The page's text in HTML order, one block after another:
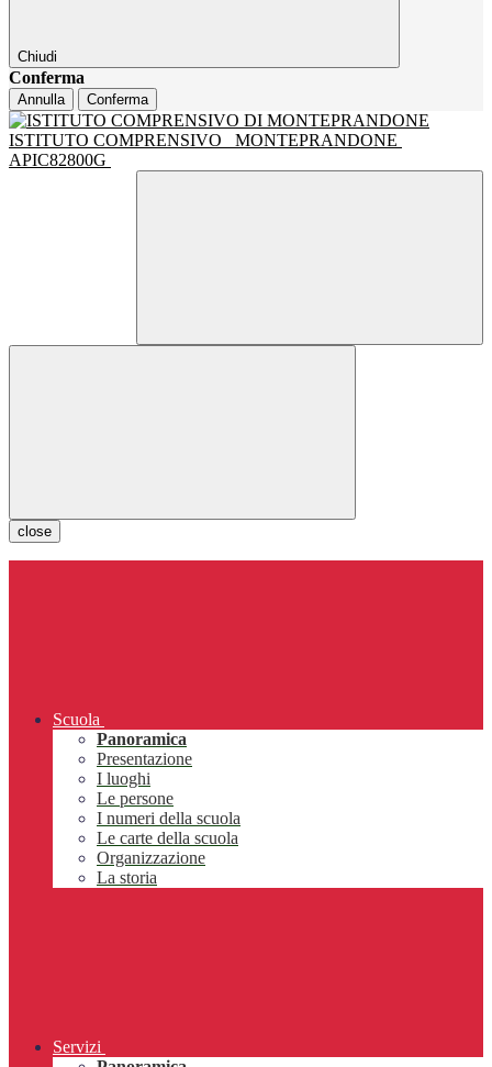
Chiudi
Conferma
Annulla Conferma
ISTITUTO COMPRENSIVO
MONTEPRANDONE
APIC82800G
close
Scuola
Panoramica
Presentazione
I luoghi
Le persone
I numeri della scuola
Le carte della scuola
Organizzazione
La storia
Servizi